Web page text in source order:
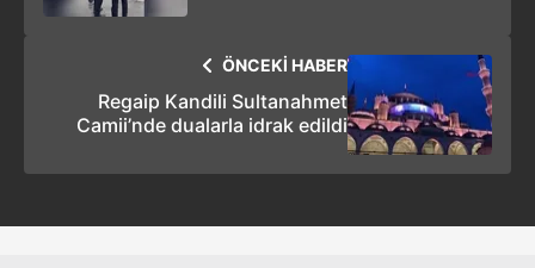
ÖNCEKİ HABER
Regaip Kandili Sultanahmet
Camii’nde dualarla idrak edildi